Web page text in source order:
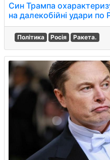
Син Трампа
на далекобійні удари по
Політика Росія Ракета.